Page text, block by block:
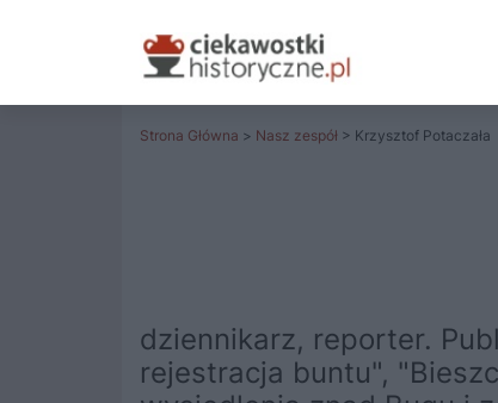
Strona Główna > Nasz zespół > Krzysztof Potaczała
dziennikarz, reporter.
rejestracja buntu",